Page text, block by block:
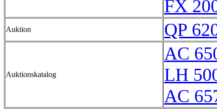
FX
Auktion QP
Auktionskatalog
AC
LH
AC